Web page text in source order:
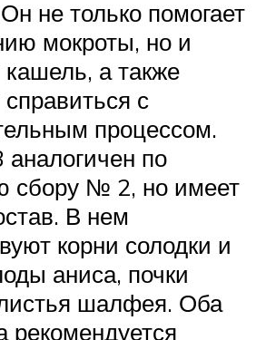
не только помогает
мокроты, но и
кашель, а также
справиться с
процессом.
по
сбору № 2, но имеет
В нем
корни солодки и
аниса, почки
шалфея. Оба
рекомендуется